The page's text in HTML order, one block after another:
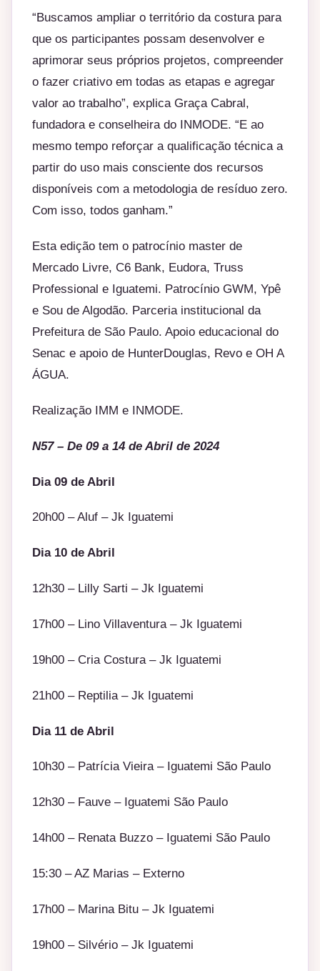
“Buscamos ampliar o território da costura para
que os participantes possam desenvolver e
aprimorar seus próprios projetos, compreender
o fazer criativo em todas as etapas e agregar
valor ao trabalho”, explica Graça Cabral,
fundadora e conselheira do INMODE. “E ao
mesmo tempo reforçar a qualificação técnica a
partir do uso mais consciente dos recursos
disponíveis com a metodologia de resíduo zero.
Com isso, todos ganham.”
Esta edição tem o patrocínio master de
Mercado Livre, C6 Bank, Eudora, Truss
Professional e Iguatemi. Patrocínio GWM, Ypê
e Sou de Algodão. Parceria institucional da
Prefeitura de São Paulo. Apoio educacional do
Senac e apoio de HunterDouglas, Revo e OH A
ÁGUA.
Realização IMM e INMODE.
N57 – De 09 a 14 de Abril de 2024
Dia 09 de Abril
20h00 – Aluf – Jk Iguatemi
Dia 10 de Abril
12h30 – Lilly Sarti – Jk Iguatemi
17h00 – Lino Villaventura – Jk Iguatemi
19h00 – Cria Costura – Jk Iguatemi
21h00 – Reptilia – Jk Iguatemi
Dia 11 de Abril
10h30 – Patrícia Vieira – Iguatemi São Paulo
12h30 – Fauve – Iguatemi São Paulo
14h00 – Renata Buzzo – Iguatemi São Paulo
15:30 – AZ Marias – Externo
17h00 – Marina Bitu – Jk Iguatemi
19h00 – Silvério – Jk Iguatemi